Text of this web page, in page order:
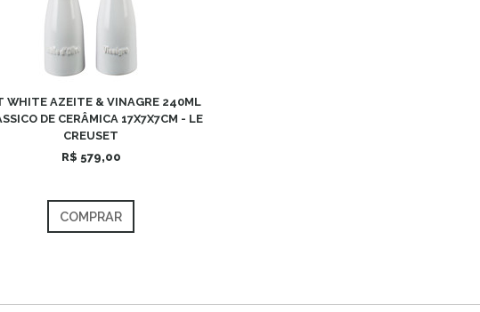
WHITE AZEITE & VINAGRE 240ML
DE CERÂMICA 17X7X7CM - LE
CREUSET
R$ 579,00
COMPRAR